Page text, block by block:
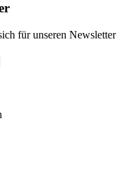
für unseren Newsletter